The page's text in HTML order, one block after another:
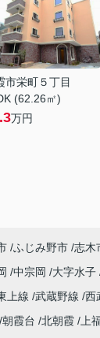
市栄町５丁目
(62.26㎡)
万円
ふじみ野市 志木
中宗岡 大字水子
上線 武蔵野線 西
朝霞台 北朝霞 上